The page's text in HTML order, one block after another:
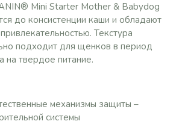
Mini Starter Mother & Babydog
до консистенции каши и обладают
Текстура
подходит для щенков в период
на твердое питание.
механизмы защиты –
системы